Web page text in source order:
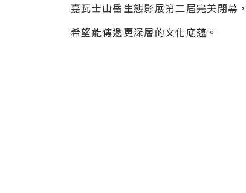
嘉瓦士山岳生態影展第二屆完美閉幕
希望能傳遞更深層的文化底蘊。